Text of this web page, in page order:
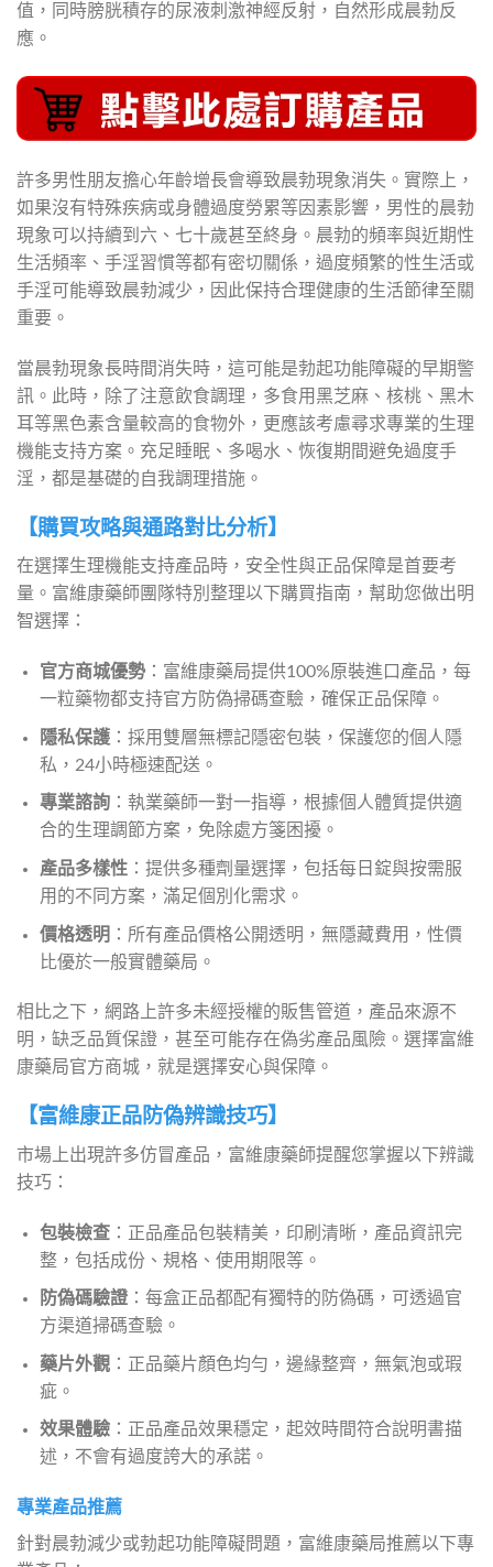
值，同時膀胱積存的尿液刺激神經反射，自然形成晨勃反
應。
許多男性朋友擔心年齡增長會導致晨勃現象消失。實際上，
如果沒有特殊疾病或身體過度勞累等因素影響，男性的晨勃
現象可以持續到六、七十歲甚至終身。晨勃的頻率與近期性
生活頻率、手淫習慣等都有密切關係，過度頻繁的性生活或
手淫可能導致晨勃減少，因此保持合理健康的生活節律至關
重要。
當晨勃現象長時間消失時，這可能是勃起功能障礙的早期警
訊。此時，除了注意飲食調理，多食用黑芝麻、核桃、黑木
耳等黑色素含量較高的食物外，更應該考慮尋求專業的生理
機能支持方案。充足睡眠、多喝水、恢復期間避免過度手
淫，都是基礎的自我調理措施。
【購買攻略與通路對比分析】
在選擇生理機能支持產品時，安全性與正品保障是首要考
量。富維康藥師團隊特別整理以下購買指南，幫助您做出明
智選擇：
官方商城優勢：富維康藥局提供100%原裝進口產品，每
一粒藥物都支持官方防偽掃碼查驗，確保正品保障。
隱私保護：採用雙層無標記隱密包裝，保護您的個人隱
私，24小時極速配送。
專業諮詢：執業藥師一對一指導，根據個人體質提供適
合的生理調節方案，免除處方箋困擾。
產品多樣性：提供多種劑量選擇，包括每日錠與按需服
用的不同方案，滿足個別化需求。
價格透明 ：所有產品價格公開透明，無隱藏費用，性價
比優於一般實體藥局。
相比之下，網路上許多未經授權的販售管道，產品來源不
明，缺乏品質保證，甚至可能存在偽劣產品風險。選擇富維
康藥局官方商城，就是選擇安心與保障。
【富維康正品防偽辨識技巧】
市場上出現許多仿冒產品，富維康藥師提醒您掌握以下辨識
技巧：
包裝檢查：正品產品包裝精美，印刷清晰，產品資訊完
整，包括成份、規格、使用期限等。
防偽碼驗證：每盒正品都配有獨特的防偽碼，可透過官
方渠道掃碼查驗。
藥片外觀：正品藥片顏色均勻，邊緣整齊，無氣泡或瑕
疵。
效果體驗：正品產品效果穩定，起效時間符合說明書描
述，不會有過度誇大的承諾。
專業產品推薦
針對晨勃減少或勃起功能障礙問題，富維康藥局推薦以下專